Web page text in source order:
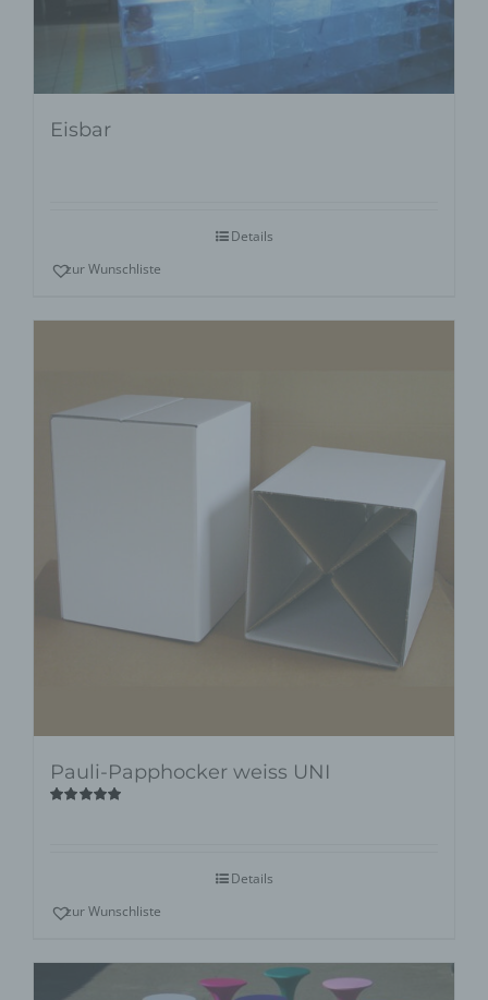
Eisbar
Details
zur Wunschliste
Pauli-Papphocker weiss UNI
Details
zur Wunschliste